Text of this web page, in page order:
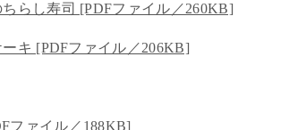
らし寿司 [PDFファイル／260KB]
キ [PDFファイル／206KB]
ファイル／188KB]